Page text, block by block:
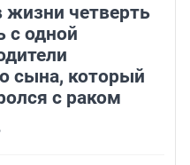
четверть
с одной
сына, который
с раком